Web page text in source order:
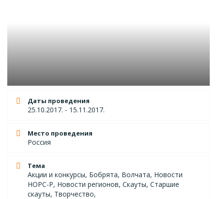
Даты проведения
25.10.2017. - 15.11.2017.
Место проведения
Россия
Тема
Акции и конкурсы, Бобрята, Волчата, Новости
НОРС-Р, Новости регионов, Скауты, Старшие
скауты, Творчество,